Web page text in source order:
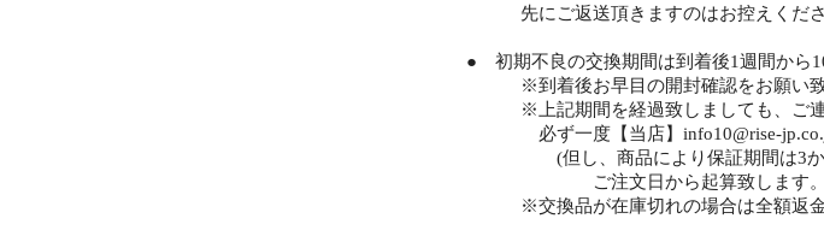
先にご返送頂きますのはお控えくださ
● 初期不良の交換期間は到着後1週間から
※到着後お早目の開封確認をお願い致
※上記期間を経過致しましても、ご連絡
必ず一度【当店】info10@rise-jp.co.jp
(但し、商品により保証期間は3か月・
ご注文日から起算致します。商品交
※交換品が在庫切れの場合は全額返金